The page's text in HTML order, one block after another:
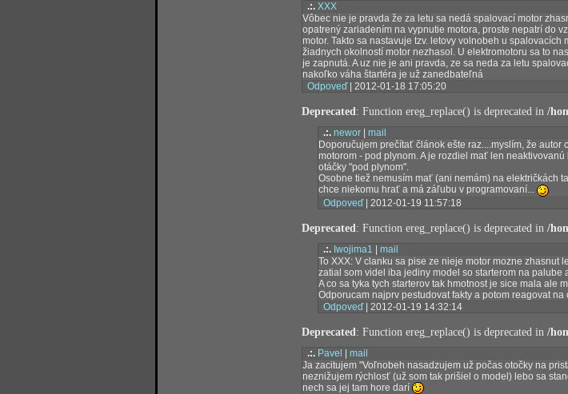
.:. XXX
Vôbec nie je pravda že za letu sa nedá spalovací motor
opatrený zariadením na vypnutie motora, proste nepatrí do
motor. Takto sa nastavuje tzv. letovy volnobeh u
žiadnych okolností motor nezhasol. U elektromotoru sa to
je zapnutá. A uz nie je ani pravda, ze sa neda za letu
nakoľko váha štartéra je už zanedbateľná
Odpoveď| 2012-01-18 17:05:20
Deprecated: Function ereg_replace() is deprecated in /
.:. newor
mail
Doporučujem prečítať článok ešte raz....myslím, že
motorom - pod plynom. A je rozdiel mať len
otáčky "pod plynom".
Osobne tiež nemusím mať (ani nemám) na električkách
chce niekomu hrať a má záľubu v programovaní...
Odpoveď| 2012-01-19 11:57:18
Deprecated: Function ereg_replace() is deprecated in /
.:. Iwojima1 | mail
To XXX: V clanku sa pise ze nieje motor mozne zhasnut
zatial som videl iba jediny model so starterom na palube
A co sa tyka tych starterov tak hmotnost je sice mala ale
Odporucam najprv pestudovat fakty a potom reagovat
Odpoveď| 2012-01-19 14:32:14
Deprecated: Function ereg_replace() is deprecated in /
.:. Pavel | mail
Ja zacitujem "Voľnobeh nasadzujem už počas otočky na
neznižujem rýchlosť (už som tak prišiel o model) lebo sa
nech sa jej tam hore darí